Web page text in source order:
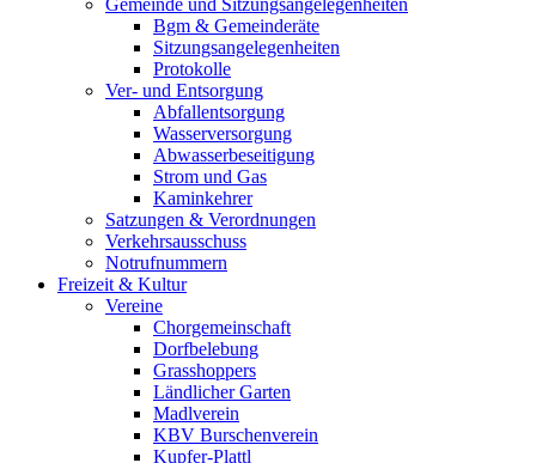
Gemeinde und Sitzungsangelegenheiten
Bgm & Gemeinderäte
Sitzungsangelegenheiten
Protokolle
Ver- und Entsorgung
Abfallentsorgung
Wasserversorgung
Abwasserbeseitigung
Strom und Gas
Kaminkehrer
Satzungen & Verordnungen
Verkehrsausschuss
Notrufnummern
Freizeit & Kultur
Vereine
Chorgemeinschaft
Dorfbelebung
Grasshoppers
Ländlicher Garten
Madlverein
KBV Burschenverein
Kupfer-Plattl